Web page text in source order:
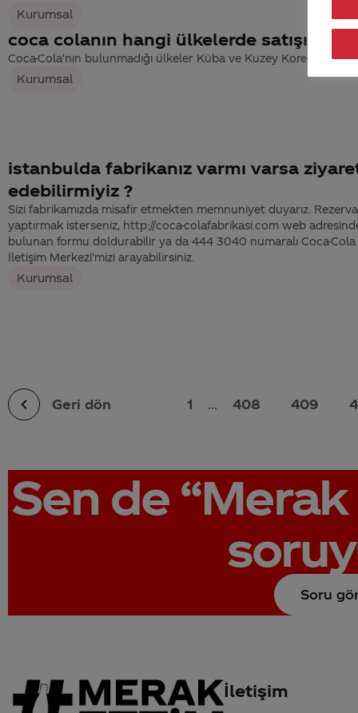
Kurumsal
coca colanın hangi ülkelerde satışı
Coca-Cola'nın bulunmadığı ülkeler Küba ve Kuzey Kore'dir.
Kurumsal
istanbulda fabrikanız varmı varsa
edebilirmiyiz ?
Sizi fabrikamızda misafir etmekten memnuniyet duyarız.
yaptırmak isterseniz, http://coca-colafabrikasi.com web
bulunan formu doldurabilir ya da 444 3040 numaralı Coca-Cola
İletişim Merkezi’mizi arayabilirsiniz.
Kurumsal
Geri dön 1 ... 408 409
Sen de
Soru
İletişim